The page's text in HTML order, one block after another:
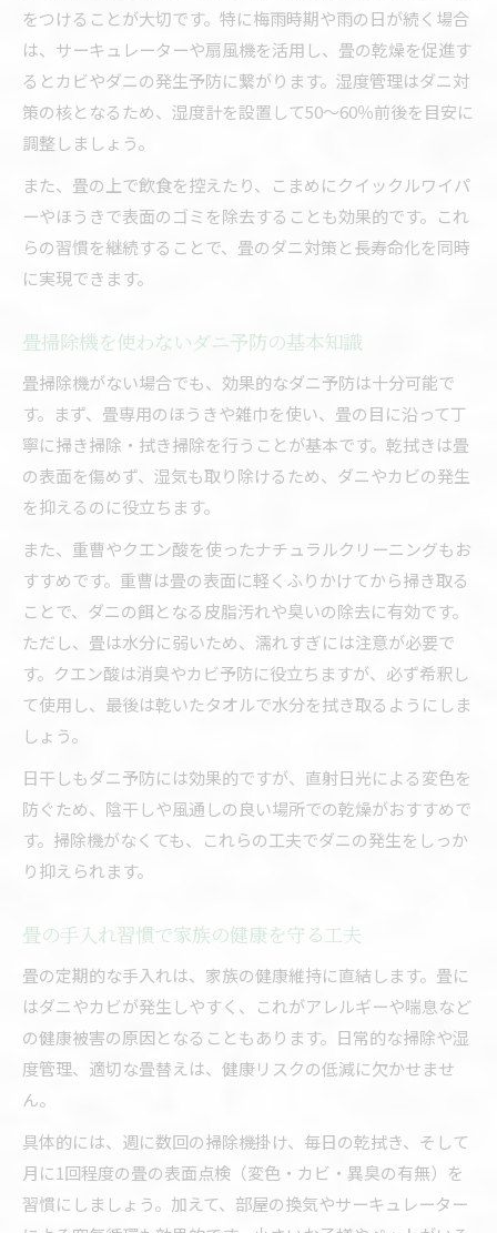
をつけることが大切です。特に梅雨時期や雨の日が続く場合
は、サーキュレーターや扇風機を活用し、畳の乾燥を促進す
るとカビやダニの発生予防に繋がります。湿度管理はダニ対
策の核となるため、湿度計を設置して50～60％前後を目安に
調整しましょう。
また、畳の上で飲食を控えたり、こまめにクイックルワイパ
ーやほうきで表面のゴミを除去することも効果的です。これ
らの習慣を継続することで、畳のダニ対策と長寿命化を同時
に実現できます。
畳掃除機を使わないダニ予防の基本知識
畳掃除機がない場合でも、効果的なダニ予防は十分可能で
す。まず、畳専用のほうきや雑巾を使い、畳の目に沿って丁
寧に掃き掃除・拭き掃除を行うことが基本です。乾拭きは畳
の表面を傷めず、湿気も取り除けるため、ダニやカビの発生
を抑えるのに役立ちます。
また、重曹やクエン酸を使ったナチュラルクリーニングもお
すすめです。重曹は畳の表面に軽くふりかけてから掃き取る
ことで、ダニの餌となる皮脂汚れや臭いの除去に有効です。
ただし、畳は水分に弱いため、濡れすぎには注意が必要で
す。クエン酸は消臭やカビ予防に役立ちますが、必ず希釈し
て使用し、最後は乾いたタオルで水分を拭き取るようにしま
しょう。
日干しもダニ予防には効果的ですが、直射日光による変色を
防ぐため、陰干しや風通しの良い場所での乾燥がおすすめで
す。掃除機がなくても、これらの工夫でダニの発生をしっか
り抑えられます。
畳の手入れ習慣で家族の健康を守る工夫
畳の定期的な手入れは、家族の健康維持に直結します。畳に
はダニやカビが発生しやすく、これがアレルギーや喘息など
の健康被害の原因となることもあります。日常的な掃除や湿
度管理、適切な畳替えは、健康リスクの低減に欠かせませ
ん。
具体的には、週に数回の掃除機掛け、毎日の乾拭き、そして
月に1回程度の畳の表面点検（変色・カビ・異臭の有無）を
習慣にしましょう。加えて、部屋の換気やサーキュレーター